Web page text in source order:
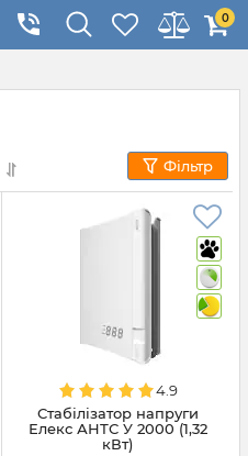
0
Фільтр
4.9
Стабілізатор напруги
Елекс АНТС У 2000 (1,32
кВт)